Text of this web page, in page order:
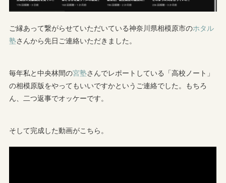
ご縁あって繋がらせていただいている神奈川県相模原市のホタル
塾さんから先日ご連絡いただきました。
毎年私と中央林間の宮塾さんでレポートしている「高校ノート」
の相模原版をやってもいいですかというご連絡でした。もちろ
ん、二つ返事でオッケーです。
そして完成した動画がこちら。